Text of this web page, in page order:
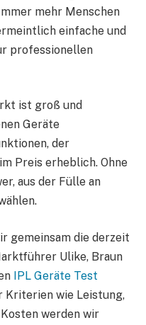
mehr Menschen
einfache und
professionellen
ist groß und
Geräte
der
Preis erheblich. Ohne
aus der Fülle an
gemeinsam die derzeit
Ulike, Braun
IPL Geräte Test
Kriterien wie Leistung,
werden wir